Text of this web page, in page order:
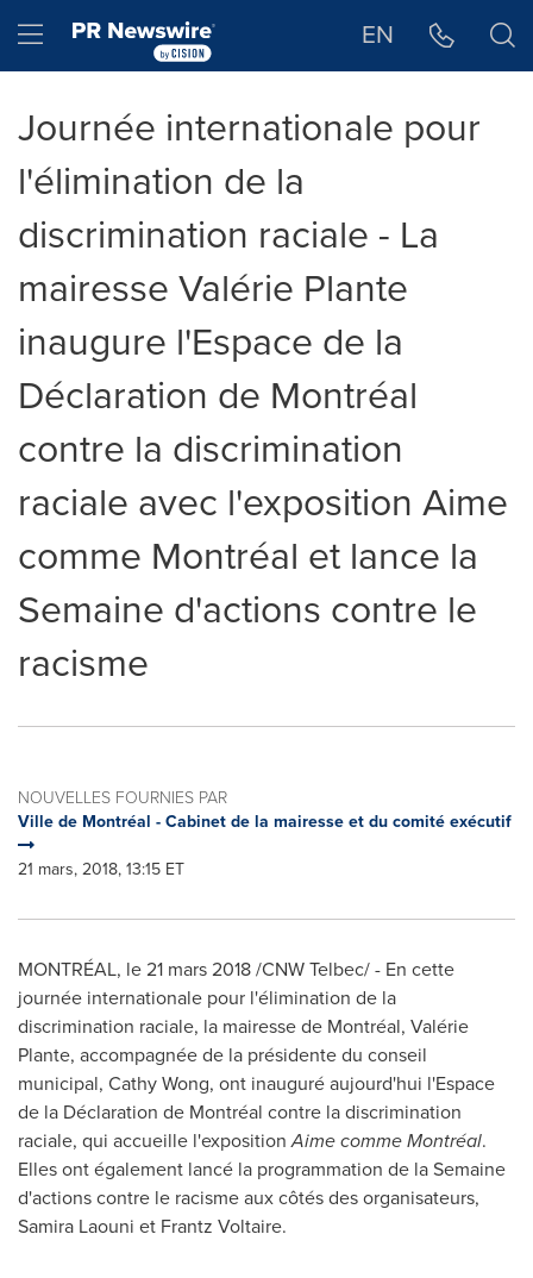
Hamburger menu EN
Journée internationale pour
l'élimination de la
discrimination raciale - La
mairesse Valérie Plante
inaugure l'Espace de la
Déclaration de Montréal
contre la discrimination
raciale avec l'exposition Aime
comme Montréal et lance la
Semaine d'actions contre le
racisme
NOUVELLES FOURNIES PAR
Ville de Montréal - Cabinet de la mairesse et du comité exécutif
21 mars, 2018, 13:15 ET
MONTRÉAL, le 21 mars 2018 /CNW Telbec/ - En cette
journée internationale pour l'élimination de la
discrimination raciale, la mairesse de Montréal, Valérie
Plante, accompagnée de la présidente du conseil
municipal, Cathy Wong, ont inauguré aujourd'hui l'Espace
de la Déclaration de Montréal contre la discrimination
raciale, qui accueille l'expositionAime comme Montréal.
Elles ont également lancé la programmation de la Semaine
d'actions contre le racisme aux côtés des organisateurs,
Samira Laouni et Frantz Voltaire.